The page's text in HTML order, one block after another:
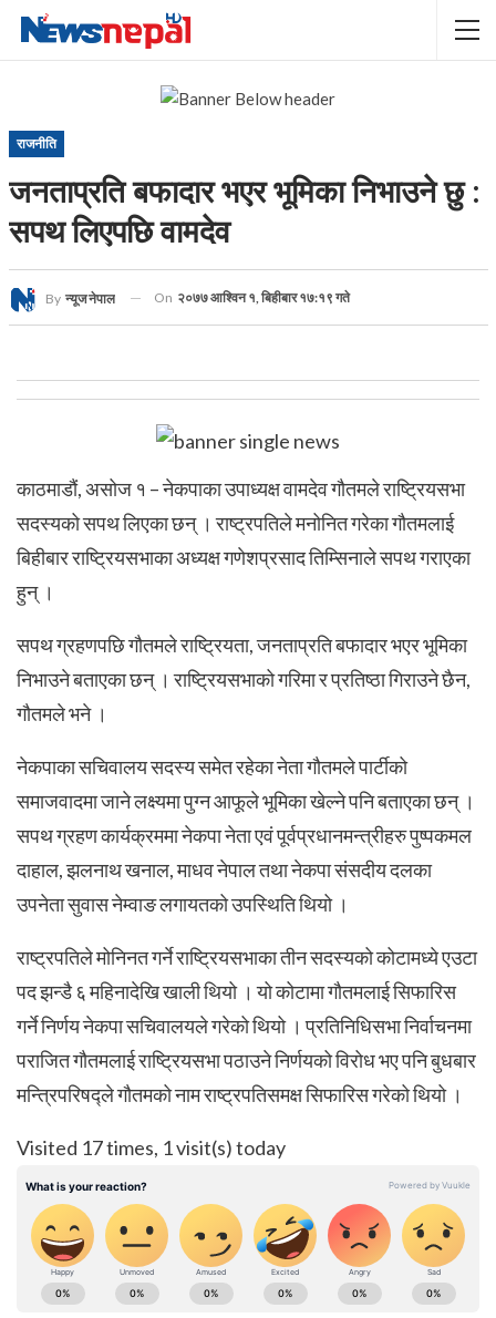
राजनीति
जनताप्रति बफादार भएर भूमिका निभाउने छु :
सपथ लिएपछि वामदेव
By न्यूज नेपाल On २०७७ आश्विन १, बिहीबार १७:१९ गते
काठमाडौं, असोज १ – नेकपाका उपाध्यक्ष वामदेव गौतमले राष्ट्रियसभा
सदस्यको सपथ लिएका छन् । राष्ट्रपतिले मनोनित गरेका गौतमलाई
बिहीबार राष्ट्रियसभाका अध्यक्ष गणेशप्रसाद तिम्सिनाले सपथ गराएका
हुन् ।
सपथ ग्रहणपछि गौतमले राष्ट्रियता, जनताप्रति बफादार भएर भूमिका
निभाउने बताएका छन् । राष्ट्रियसभाको गरिमा र प्रतिष्ठा गिराउने छैन,
गौतमले भने ।
नेकपाका सचिवालय सदस्य समेत रहेका नेता गौतमले पार्टीको
समाजवादमा जाने लक्ष्यमा पुग्न आफूले भूमिका खेल्ने पनि बताएका छन् ।
सपथ ग्रहण कार्यक्रममा नेकपा नेता एवं पूर्वप्रधानमन्त्रीहरु पुष्पकमल
दाहाल, झलनाथ खनाल, माधव नेपाल तथा नेकपा संसदीय दलका
उपनेता सुवास नेम्वाङ लगायतको उपस्थिति थियो ।
राष्ट्रपतिले मोनिनत गर्ने राष्ट्रियसभाका तीन सदस्यको कोटामध्ये एउटा
पद झन्डै ६ महिनादेखि खाली थियो । यो कोटामा गौतमलाई सिफारिस
गर्ने निर्णय नेकपा सचिवालयले गरेको थियो । प्रतिनिधिसभा निर्वाचनमा
पराजित गौतमलाई राष्ट्रियसभा पठाउने निर्णयको विरोध भए पनि बुधबार
मन्त्रिपरिषद्ले गौतमको नाम राष्ट्रपतिसमक्ष सिफारिस गरेको थियो ।
Visited 17 times, 1 visit(s) today